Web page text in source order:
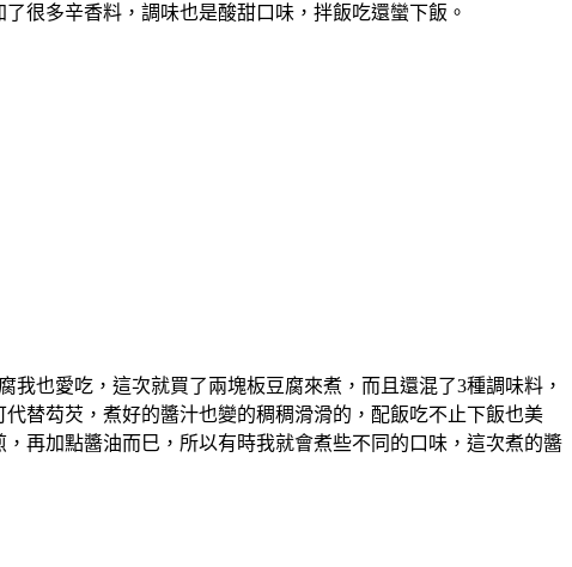
很多辛香料，調味也是酸甜口味，拌飯吃還蠻下飯。
也愛吃，這次就買了兩塊板豆腐來煮，而且還混了3種調味料，
替芶芡，煮好的醬汁也變的稠稠滑滑的，配飯吃不止下飯也美
再加點醬油而巳，所以有時我就會煮些不同的口味，這次煮的醬